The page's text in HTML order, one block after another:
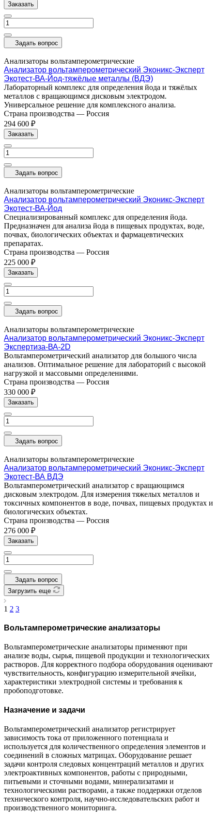
Заказать
Задать вопрос
Анализаторы вольтамперометрические
Анализатор вольтамперометрический Эконикс-Эксперт
Экотест-ВА-Йод-тяжёлые металлы (ВДЭ)
Лабораторный комплекс для определения йода и тяжёлых
металлов с вращающимся дисковым электродом.
Универсальное решение для комплексного анализа.
Страна производства — Россия
294 600 ₽
Заказать
Задать вопрос
Анализаторы вольтамперометрические
Анализатор вольтамперометрический Эконикс-Эксперт
Экотест-ВА-Йод
Специализированный комплекс для определения йода.
Предназначен для анализа йода в пищевых продуктах, воде,
почвах, биологических объектах и фармацевтических
препаратах.
Страна производства — Россия
225 000 ₽
Заказать
Задать вопрос
Анализаторы вольтамперометрические
Анализатор вольтамперометрический Эконикс-Эксперт
Экспертиза-ВА-2D
Вольтамперометрический анализатор для большого числа
анализов. Оптимальное решение для лабораторий с высокой
нагрузкой и массовыми определениями.
Страна производства — Россия
330 000 ₽
Заказать
Задать вопрос
Анализаторы вольтамперометрические
Анализатор вольтамперометрический Эконикс-Эксперт
Экотест-ВА ВДЭ
Вольтамперометрический анализатор с вращающимся
дисковым электродом. Для измерения тяжелых металлов и
токсичных компонентов в воде, почвах, пищевых продуктах и
биологических объектах.
Страна производства — Россия
276 000 ₽
Заказать
Задать вопрос
Загрузить еще
1 2 3
Вольтамперометрические анализаторы
Вольтамперометрические анализаторы применяют при
анализе воды, сырья, пищевой продукции и технологических
растворов. Для корректного подбора оборудования оценивают
чувствительность, конфигурацию измерительной ячейки,
характеристики электродной системы и требования к
пробоподготовке.
Назначение и задачи
Вольтамперометрический анализатор регистрирует
зависимость тока от приложенного потенциала и
используется для количественного определения элементов и
соединений в сложных матрицах. Оборудование решает
задачи контроля следовых концентраций металлов и других
электроактивных компонентов, работы с природными,
питьевыми и сточными водами, минерализатами и
технологическими растворами, а также поддержки отделов
технического контроля, научно-исследовательских работ и
производственного мониторинга.